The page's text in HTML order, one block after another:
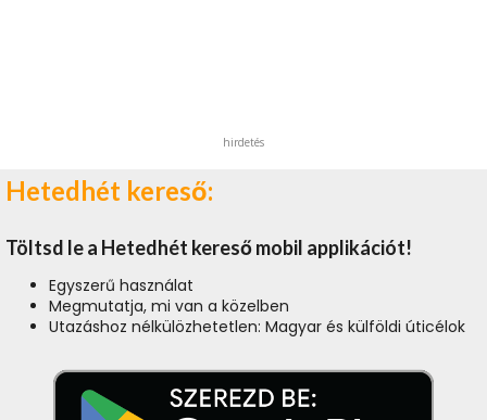
hirdetés
Hetedhét kereső:
Töltsd le a Hetedhét kereső mobil applikációt!
Egyszerű használat
Megmutatja, mi van a közelben
Utazáshoz nélkülözhetetlen: Magyar és külföldi úticélok